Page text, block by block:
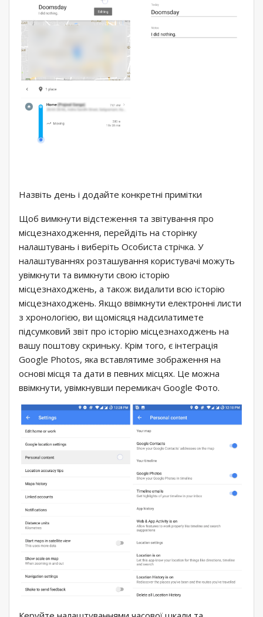
Назвіть день і додайте конкретні примітки
Щоб вимкнути відстеження та звітування про
місцезнаходження, перейдіть на сторінку
налаштувань і виберіть Особиста стрічка. У
налаштуваннях розташування користувачі можуть
увімкнути та вимкнути свою історію
місцезнаходжень, а також видалити всю історію
місцезнаходжень. Якщо ввімкнути електронні листи
з хронологією, ви щомісяця надсилатимете
підсумковий звіт про історію місцезнаходжень на
вашу поштову скриньку. Крім того, є інтеграція
Google Photos, яка вставлятиме зображення на
основі місця та дати в певних місцях. Це можна
ввімкнути, увімкнувши перемикач Google Фото.